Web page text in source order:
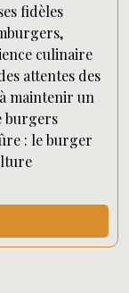
fidèles
culinaire
attentes des
maintenir un
burgers
: le burger